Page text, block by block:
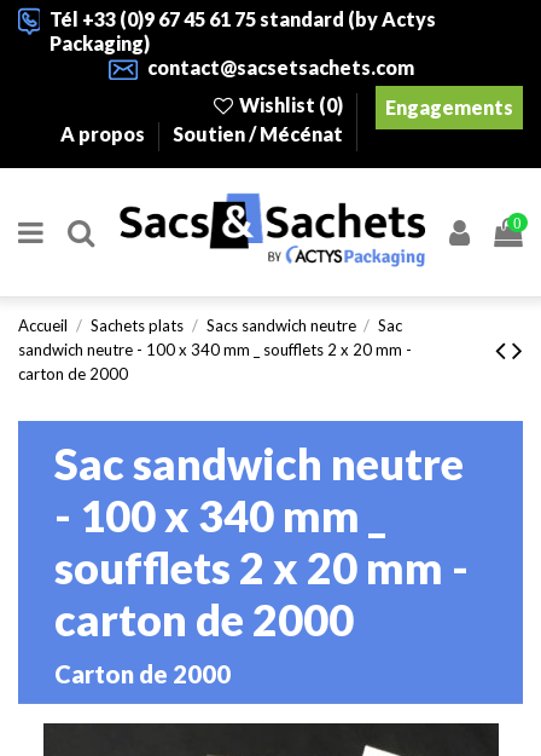
Tél +33 (0)9 67 45 61 75 standard (by Actys
Packaging)
contact@sacsetsachets.com
Wishlist (0)
A propos
Soutien / Mécénat
Engagements
0
Accueil Sachets plats Sacs sandwich neutre
Sac
sandwich neutre - 100 x 340 mm _ soufflets 2 x 20 mm -
carton de 2000
Sac sandwich neutre
- 100 x 340 mm _
soufflets 2 x 20 mm -
carton de 2000
Carton de 2000